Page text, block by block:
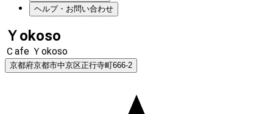
ヘルプ・お問い合わせ
Ｙokoso
Ｃafe Ｙokoso
京都府京都市中京区正行寺町666-2